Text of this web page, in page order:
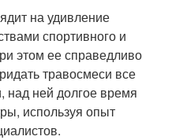
на удивление
спортивного и
этом ее справедливо
травосмеси все
над ней долгое время
используя опыт